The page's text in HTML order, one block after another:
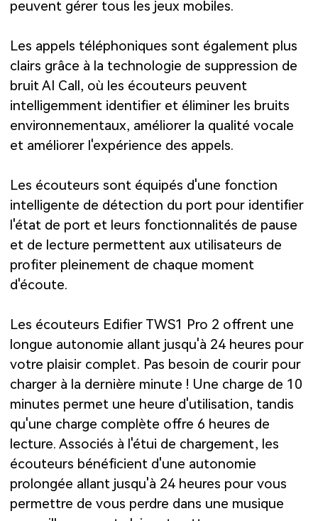
peuvent gérer tous les jeux mobiles.
Les appels téléphoniques sont également plus
clairs grâce à la technologie de suppression de
bruit AI Call, où les écouteurs peuvent
intelligemment identifier et éliminer les bruits
environnementaux, améliorer la qualité vocale
et améliorer l'expérience des appels.
Les écouteurs sont équipés d'une fonction
intelligente de détection du port pour identifier
l'état de port et leurs fonctionnalités de pause
et de lecture permettent aux utilisateurs de
profiter pleinement de chaque moment
d'écoute.
Les écouteurs Edifier TWS1 Pro 2 offrent une
longue autonomie allant jusqu'à 24 heures pour
votre plaisir complet. Pas besoin de courir pour
charger à la dernière minute ! Une charge de 10
minutes permet une heure d'utilisation, tandis
qu'une charge complète offre 6 heures de
lecture. Associés à l'étui de chargement, les
écouteurs bénéficient d'une autonomie
prolongée allant jusqu'à 24 heures pour vous
permettre de vous perdre dans une musique